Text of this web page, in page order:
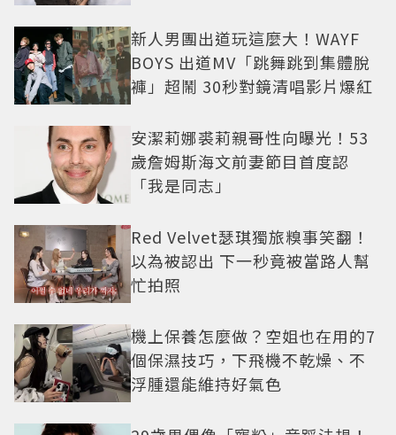
新人男團出道玩這麼大！WAYF
BOYS 出道MV「跳舞跳到集體脫
褲」超鬧 30秒對鏡清唱影片爆紅
安潔莉娜裘莉親哥性向曝光！53
歲詹姆斯海文前妻節目首度認
「我是同志」
Red Velvet瑟琪獨旅糗事笑翻！
以為被認出 下一秒竟被當路人幫
忙拍照
機上保養怎麼做？空姐也在用的7
個保濕技巧，下飛機不乾燥、不
浮腫還能維持好氣色